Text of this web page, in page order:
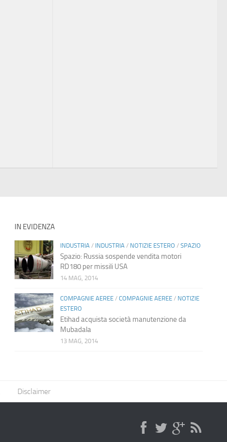
IN EVIDENZA
INDUSTRIA / INDUSTRIA / NOTIZIE ESTERO / SPAZIO
Spazio: Russia sospende vendita motori
RD180 per missili USA
14 MAG, 2014
COMPAGNIE AEREE/ COMPAGNIE AEREE/ NOTIZIE
ESTERO
Etihad acquista società manutenzione da
Mubadala
13 MAG, 2014
Disclaimer